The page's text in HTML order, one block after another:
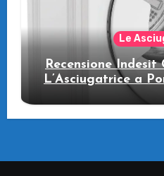
Le
Recensione
L’Asciugatrice a
il Tuo